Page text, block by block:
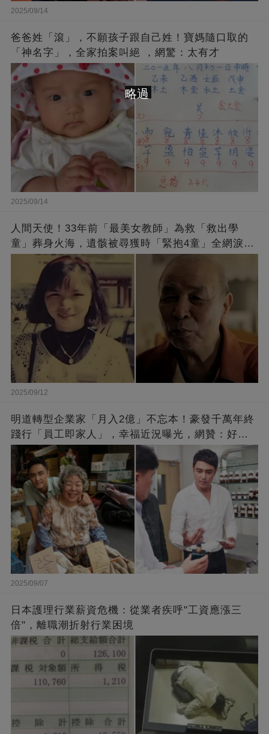
2025/09/14
爸爸姓「滾」，不願孩子跟自己姓！寶媽隨口取的
「神名字」，全家拍案叫絕 ，網驚：太有才
2025/09/14
人間天使！33年前「最美女教師」為救「救出學
童」葬身火海，遺骸被尋獲時「緊抱4童」全網淚
崩：真正的英雄不該被遺忘
2025/09/12
明道轉型企業家「月入2億」不忘本！豪發千萬年終
踐行「員工即家人」，幸福近況曝光，網贊：好老
闆的福報
2025/09/07
日本護理行業薪資危機：從業者疾呼"工資應漲三
倍"，離職潮折射行業困境
略過